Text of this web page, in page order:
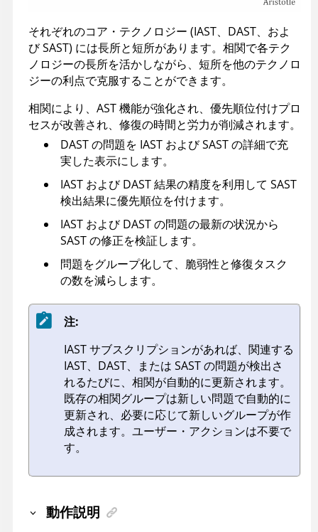
それぞれのコア・テクノロジー (IAST、DAST、およ
び SAST) には長所と短所があります。相関で各テク
ノロジーの長所を活かしながら、短所を他のテクノロ
ジーの利点で克服することができます。
相関により、AST 機能が強化され、優先順位付けプロ
セスが改善され、修復の時間と労力が削減されます。
DAST の問題を IAST および SAST の詳細で充
実した表示にします。
IAST および DAST 結果の精度を利用して SAST
検出結果に優先順位を付けます。
IAST および DAST の問題の最新の状況から
SAST の修正を検証します。
問題をグループ化して、脆弱性と修復タスク
の数を減らします。
注:
IAST サブスクリプションがあれば、関連する
IAST、DAST、または SAST の問題が検出さ
れるたびに、相関が自動的に更新されます。
既存の相関グループは新しい問題で自動的に
更新され、必要に応じて新しいグループが作
成されます。ユーザー・アクションは不要で
す。
動作説明